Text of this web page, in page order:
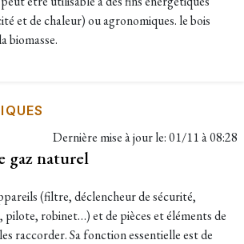
et de chaleur) ou agronomiques. le bois
biomasse.
Dernière mise à jour le:01/11 à 08:28
gaz naturel
(filtre, déclencheur de sécurité,
robinet…) et de pièces et éléments de
raccorder. Sa fonction essentielle est de